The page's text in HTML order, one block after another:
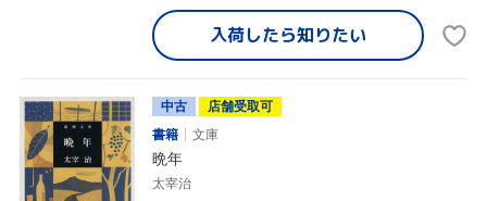
入荷したら知りたい
中古
店舗受取可
書籍
文庫
晩年
太宰治